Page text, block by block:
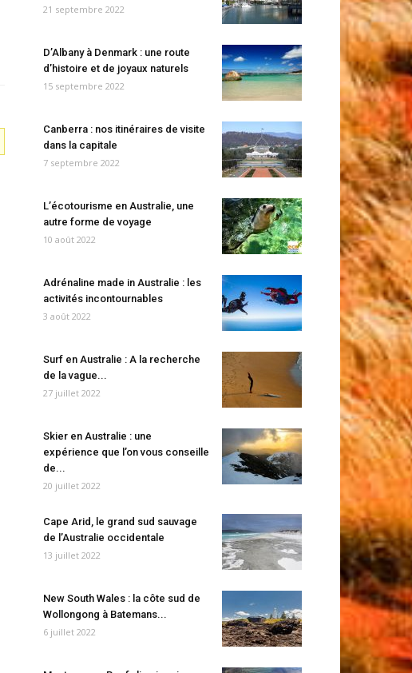
21 septembre 2022
D’Albany à Denmark : une route
d’histoire et de joyaux naturels
15 septembre 2022
Canberra : nos itinéraires de visite
dans la capitale
7 septembre 2022
L’écotourisme en Australie, une
autre forme de voyage
10 août 2022
Adrénaline made in Australie : les
activités incontournables
3 août 2022
Surf en Australie : A la recherche
de la vague...
27 juillet 2022
Skier en Australie : une
expérience que l’on vous conseille
de...
20 juillet 2022
Cape Arid, le grand sud sauvage
de l’Australie occidentale
13 juillet 2022
New South Wales : la côte sud de
Wollongong à Batemans...
6 juillet 2022